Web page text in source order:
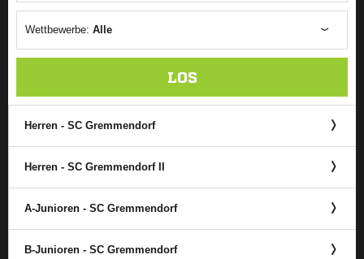
Wettbewerbe: Alle
LOS
Herren - SC Gremmendorf
Herren - SC Gremmendorf II
A-Junioren - SC Gremmendorf
B-Junioren - SC Gremmendorf